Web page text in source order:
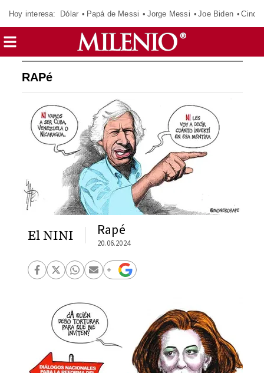
Hoy interesa: Dólar Papá de Messi Jorge Messi Joe Biden
RAPé
El NINI Rapé
20.06.2024